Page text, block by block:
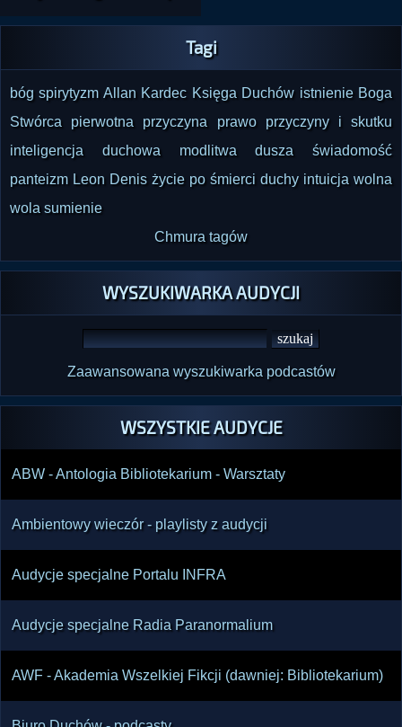
Tagi
bóg spirytyzm Allan Kardec Księga Duchów istnienie Boga
Stwórca
pierwotna przyczyna
prawo przyczyny i skutku
inteligencja duchowa
modlitwa dusza
świadomość
panteizm Leon Denis życie po śmierci duchy intuicja wolna
wola sumienie
Chmura tagów
WYSZUKIWARKA AUDYCJI
Zaawansowana wyszukiwarka podcastów
WSZYSTKIE AUDYCJE
ABW - Antologia Bibliotekarium - Warsztaty
Ambientowy wieczór - playlisty z audycji
Audycje specjalne Portalu INFRA
Audycje specjalne Radia Paranormalium
AWF - Akademia Wszelkiej Fikcji (dawniej: Bibliotekarium)